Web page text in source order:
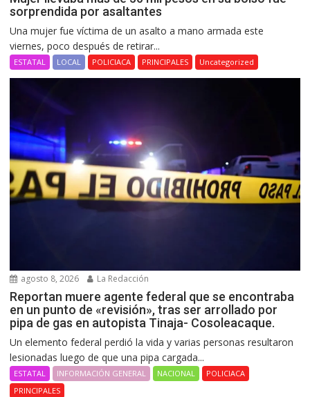
sorprendida por asaltantes
Una mujer fue víctima de un asalto a mano armada este
viernes, poco después de retirar...
ESTATAL LOCAL POLICIACA PRINCIPALES Uncategorized
agosto 8, 2026 La Redacción
Reportan muere agente federal que se encontraba
en un punto de «revisión», tras ser arrollado por
pipa de gas en autopista Tinaja- Cosoleacaque.
Un elemento federal perdió la vida y varias personas resultaron
lesionadas luego de que una pipa cargada...
ESTATAL INFORMACIÓN GENERAL NACIONAL
POLICIACA
PRINCIPALES